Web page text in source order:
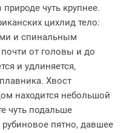
чуть крупнее.
цихлид тело:
и спинальным
от головы и до
и удлиняется,
Хвост
находится небольшой
чуть подальше
пятно, давшее